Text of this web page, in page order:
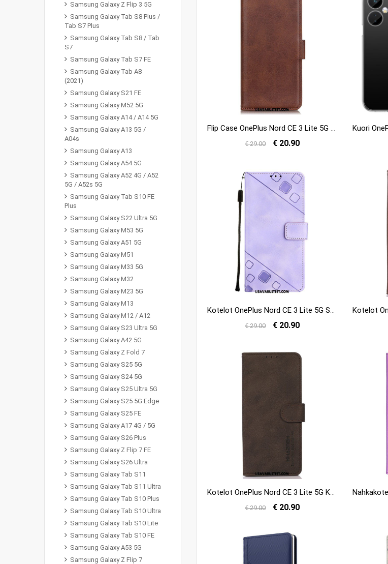
Samsung Galaxy Z Flip 3 5G
Samsung Galaxy Tab S8 Plus /
Tab S7 Plus
Samsung Galaxy Tab S8 / Tab
S7
Samsung Galaxy Tab S7 FE
Samsung Galaxy Tab A8
(2021)
Samsung Galaxy S21 FE
Samsung Galaxy M52 5G
Samsung Galaxy A14 / A14 5G
Samsung Galaxy A13 5G /
A04s
Samsung Galaxy A13
Samsung Galaxy A54 5G
Samsung Galaxy A52 4G / A52
5G / A52s 5G
Samsung Galaxy Tab S10 FE
Plus
Samsung Galaxy S22 Ultra 5G
Samsung Galaxy M53 5G
Samsung Galaxy A51 5G
Samsung Galaxy M51
Samsung Galaxy M33 5G
Samsung Galaxy M32
Samsung Galaxy M23 5G
Samsung Galaxy M13
Samsung Galaxy M12 / A12
Samsung Galaxy S23 Ultra 5G
Samsung Galaxy A42 5G
Samsung Galaxy Z Fold 7
Samsung Galaxy S25 5G
Samsung Galaxy S24 5G
Samsung Galaxy S25 Ultra 5G
Samsung Galaxy S25 5G Edge
Samsung Galaxy S25 FE
Samsung Galaxy A17 4G / 5G
Samsung Galaxy S26 Plus
Samsung Galaxy Z Flip 7 FE
Samsung Galaxy S26 Ultra
Samsung Galaxy Tab S11
Samsung Galaxy Tab S11 Ultra
Samsung Galaxy Tab S10 Plus
Samsung Galaxy Tab S10 Ultra
Samsung Galaxy Tab S10 Lite
Samsung Galaxy Tab S10 FE
Samsung Galaxy A53 5G
Samsung Galaxy Z Flip 7
€ 29.00 € 20.90
€ 29.00 € 20.90
€ 29.00 € 20.90